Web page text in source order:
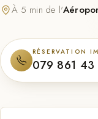
À 5 min de l'
RÉSERVATION
079 861